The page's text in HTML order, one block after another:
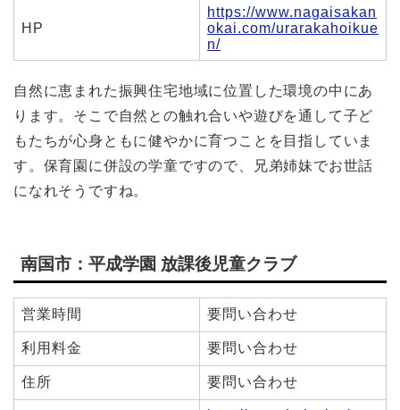
HP
https://www.nagaisakan
okai.com/urarakahoikue
n/
自然に恵まれた振興住宅地域に位置した環境の中にあ
ります。そこで自然との触れ合いや遊びを通して子ど
もたちが心身ともに健やかに育つことを目指していま
す。保育園に併設の学童ですので、兄弟姉妹でお世話
になれそうですね。
南国市：平成学園 放課後児童クラブ
営業時間 要問い合わせ
利用料金 要問い合わせ
住所 要問い合わせ